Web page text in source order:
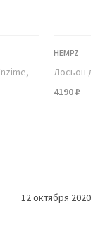
кожи перед
косметологом.
«Кудри-
входят
HEMPZ
Лосьон для
4190 ₽
12 октября 2020